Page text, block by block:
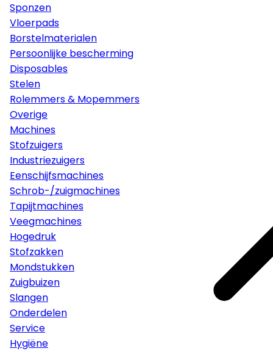
Sponzen
Vloerpads
Borstelmaterialen
Persoonlijke bescherming
Disposables
Stelen
Rolemmers & Mopemmers
Overige
Machines
Stofzuigers
Industriezuigers
Eenschijfsmachines
Schrob-/zuigmachines
Tapijtmachines
Veegmachines
Hogedruk
Stofzakken
Mondstukken
Zuigbuizen
Slangen
Onderdelen
Service
Hygiëne